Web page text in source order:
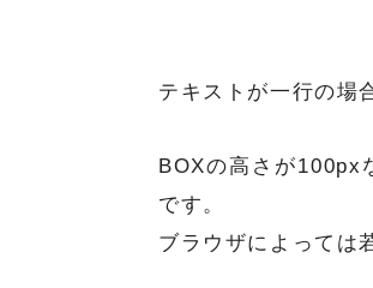
テキストが一行の場
BOXの高さが100px
です。
ブラウザによっては